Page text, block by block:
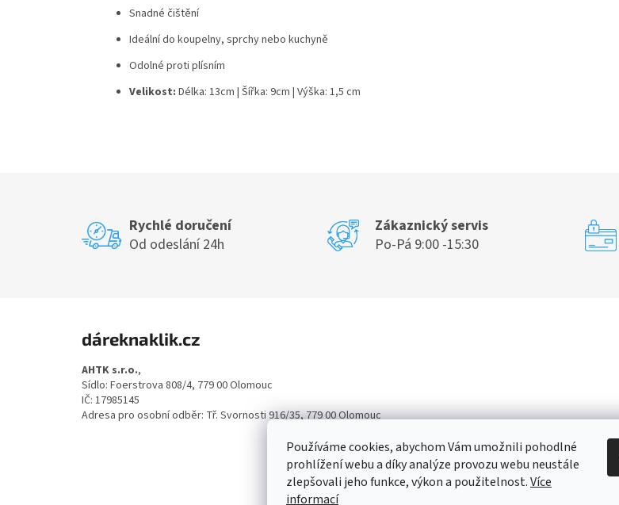
Používáme cookies, abychom Vám umožnili pohodlné
prohlížení webu a díky analýze provozu webu neustále
zlepšovali jeho funkce, výkon a použitelnost.Více
informací
Snadné čištění
Ideální do koupelny, sprchy nebo kuchyně
Odolné proti plísním
Velikost: Délka: 13cm | Šířka: 9cm | Výška: 1,5 cm
Rychlé doručení
Od odeslání 24h
Zákaznický servis
Po-Pá 9:00 -15:30
dáreknaklik.cz
AHTK s.r.o.,
Sídlo: Foerstrova 808/4, 779 00 Olomouc
IČ: 17985145
Adresa pro osobní odběr: Tř. Svornosti 916/35, 779 00 Olomouc